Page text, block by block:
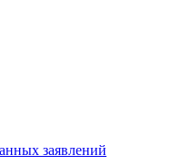
заявлений